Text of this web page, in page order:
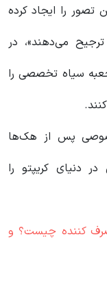
را ایجاد کرده
می‌دهند»، در
سیاه تخصصی را
پس از هک‌ها
دنیای کریپتو را
کننده چیست؟ و